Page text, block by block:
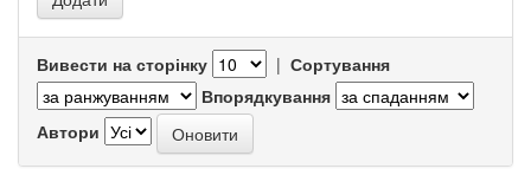
Вивести на сторінку | Сортування
Впорядкування
Автори